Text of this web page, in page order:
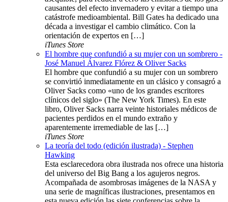
causantes del efecto invernadero y evitar a tiempo una
catástrofe medioambiental. Bill Gates ha dedicado una
década a investigar el cambio climático. Con la
orientación de expertos en […]
iTunes Store
El hombre que confundió a su mujer con un sombrero -
José Manuel Álvarez Flórez & Oliver Sacks
El hombre que confundió a su mujer con un sombrero
se convirtió inmediatamente en un clásico y consagró a
Oliver Sacks como «uno de los grandes escritores
clínicos del siglo» (The New York Times). En este
libro, Oliver Sacks narra veinte historiales médicos de
pacientes perdidos en el mundo extraño y
aparentemente irremediable de las […]
iTunes Store
La teoría del todo (edición ilustrada) - Stephen
Hawking
Esta esclarecedora obra ilustrada nos ofrece una historia
del universo del Big Bang a los agujeros negros.
Acompañada de asombrosas imágenes de la NASA y
una serie de magníficas ilustraciones, presentamos en